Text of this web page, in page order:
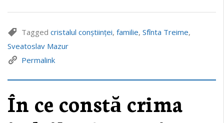
Tagged cristalul conștiinței, familie, Sfînta Treime,
Sveatoslav Mazur
Permalink
În ce constă crima